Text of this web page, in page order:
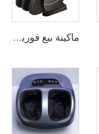
ماكينة بيع فورية للعملات الورقية في الفلبين، بطاقة ائتمان، عملة معدنية، فاتورة، نقدية، تعمل بالعملة الورقية والعملات المعدنية، كرسي تدليك مع نظام دفع عبر التطبيق صفر